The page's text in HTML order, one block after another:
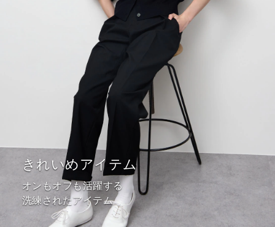
きれいめアイテム
オンもオフも活躍する
洗練されたアイテム